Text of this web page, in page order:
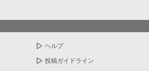
ヘルプ
投稿ガイドライン